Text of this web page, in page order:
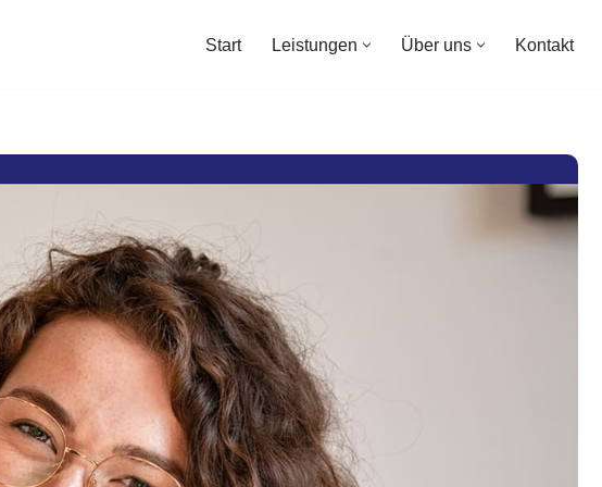
Start Leistungen Über uns Kontakt